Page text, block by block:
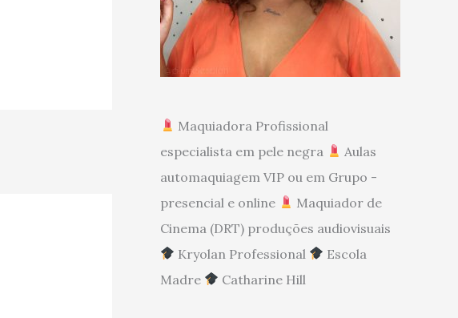
Maquiadora Profissional
especialista em pele negra
Aulas
automaquiagem VIP ou em Grupo -
presencial e online
Maquiador de
Cinema (DRT) produções audiovisuais
Kryolan Professional
Escola
Madre
Catharine Hill